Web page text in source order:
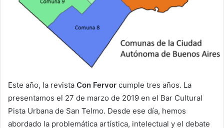
Este año, la revista Con Fervor cumple tres años. La
presentamos el 27 de marzo de 2019 en el Bar Cultural
Pista Urbana de San Telmo. Desde ese día, hemos
abordado la problemática artística, intelectual y el debate